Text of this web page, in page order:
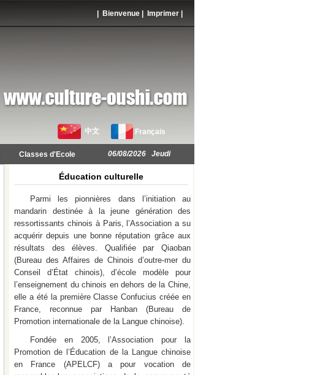
| Bienvenue | Imprimer
中文 Français
Classes d'Ecole 06/08/2026 Jeudi
Éducation culturelle
Parmi les pionnières dans l’initiation au
mandarin destinée à la jeune génération des
ressortissants chinois à Paris, l’Association a su
acquérir depuis une bonne réputation grâce aux
résultats des élèves. Qualifiée par Qiaoban
(Bureau des Affaires de Chinois d’outre-mer du
Conseil d’État chinois), d’école modèle pour
l’enseignement du chinois en dehors de la Chine,
elle a été la première Classe Confucius créée en
France, reconnue par Hanban (Bureau de
Promotion internationale de la Langue chinoise).
Fondée en 2005, l’Association pour la
Promotion de l’Éducation de la Langue chinoise
en France (APELCF) a pour vocation de